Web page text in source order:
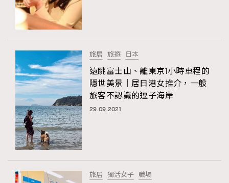
AFrenchMind
EmpowerF
FashionWeek
旅居 旅遊 日本
遠眺富士山、離東京1小時車程的
隱世美景｜居日港女推介，一般
旅客不認識的逗子海岸
29.09.2021
旅居 獨活女子 職場